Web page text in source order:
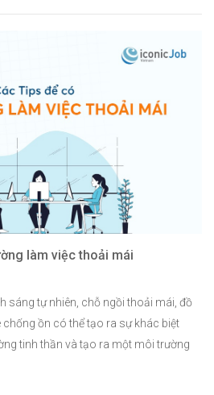
làm việc thoải mái
sáng tự nhiên, chỗ ngồi thoải mái, đồ
chống ồn có thể tạo ra sự khác biệt
tinh thần và tạo ra một môi trường